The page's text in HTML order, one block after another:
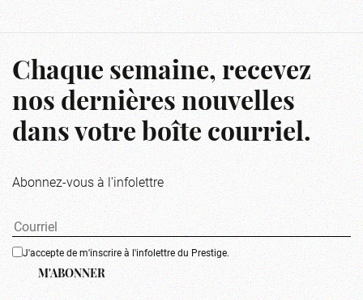
Chaque semaine, recevez
nos dernières nouvelles
dans votre boîte courriel.
Abonnez-vous à l'infolettre
J'accepte de m'inscrire à l'infolettre du Prestige.
M'ABONNER